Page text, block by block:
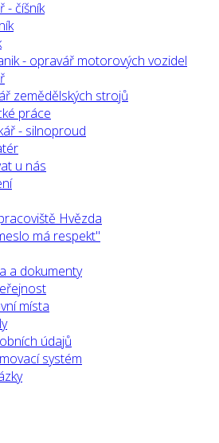
- číšník
- opravář motorových vozidel
zemědělských strojů
práce
- silnoproud
u nás
Hvězda
má respekt"
a dokumenty
místa
údajů
systém